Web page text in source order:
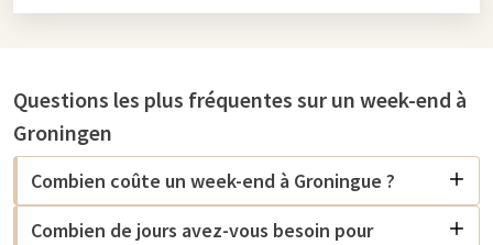
Questions les plus fréquentes sur un week-end à
Groningen
Combien coûte un week-end à Groningue ?
Combien de jours avez-vous besoin pour